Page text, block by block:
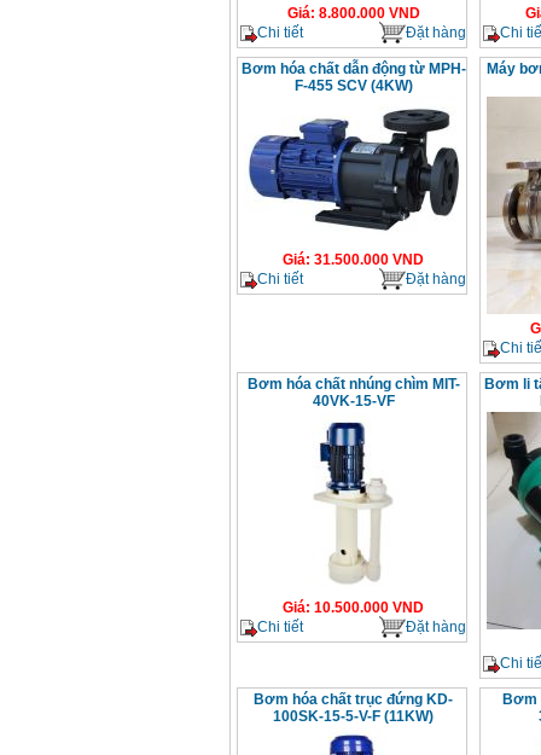
Giá: 8.800.000VND
Chi tiết
Đặt hàng
Chi
Bơm hóa chất dẫn động từ MPH-
F-455 SCV (4KW)
Giá: 31.500.000 VND
Chi tiết
Đặt hàng
Máy
Chi
Bơm hóa chất nhúng chìm MIT-
40VK-15-VF
Giá: 10.500.000 VND
Chi tiết
Đặt hàng
Bơm li
Chi
Bơm hóa chất trục đứng KD-
100SK-15-5-V-F (11KW)
Bơm